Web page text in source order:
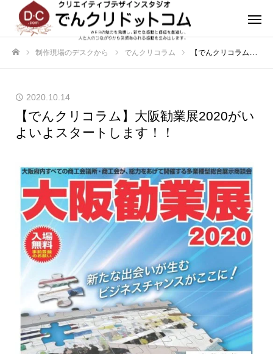
制作現場のデスクから でんクリコラム 【でんクリコラム】大阪勧業展2020がいよいよスタートします！！
2020.10.14
【でんクリコラム】大阪勧業展2020がい
よいよスタートします！！